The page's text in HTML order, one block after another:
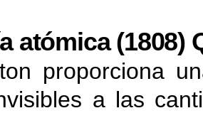
atómica (1808)
proporciona
a las